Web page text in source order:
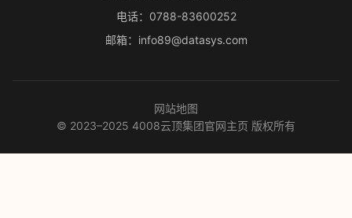
电话：0788-83600252
邮箱：info89@datasys.com
网站地图
© 2023–2025 4008云顶集团官网主页 版权所有